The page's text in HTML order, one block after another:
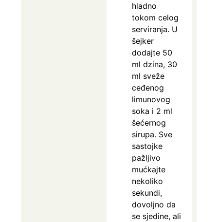
hladno
tokom celog
serviranja. U
šejker
dodajte 50
ml dzina, 30
ml sveže
ceđenog
limunovog
soka i 2 ml
šećernog
sirupa. Sve
sastojke
pažljivo
mućkajte
nekoliko
sekundi,
dovoljno da
se sjedine, ali